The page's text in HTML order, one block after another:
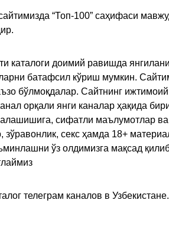
“Топ-100” саҳифаси
каталоги доимий равишда
батафсил кўриш мумкин.
бўлмоқдалар. Сайтнинг
орқали янги каналар ҳақида
сифатли маълумотлар ва
зўравонлик, секс ҳамда 18+
ўз олдимизга мақсад
телеграм каналов в